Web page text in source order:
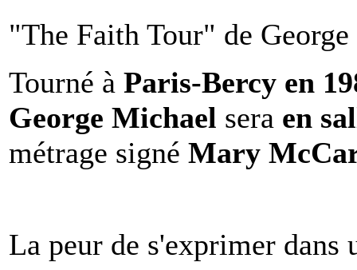
"The Faith Tour" de
Tourné à Paris-Bercy en
George Michael sera en
métrage signé Mary
La peur de s'exprimer dans